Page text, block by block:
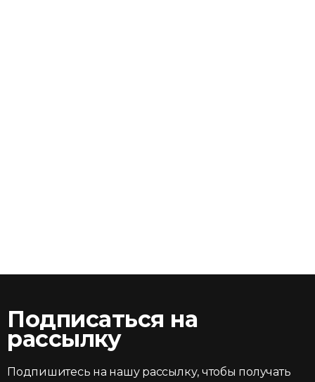
Подписаться на
рассылку
Подпишитесь на нашу рассылку, чтобы получать